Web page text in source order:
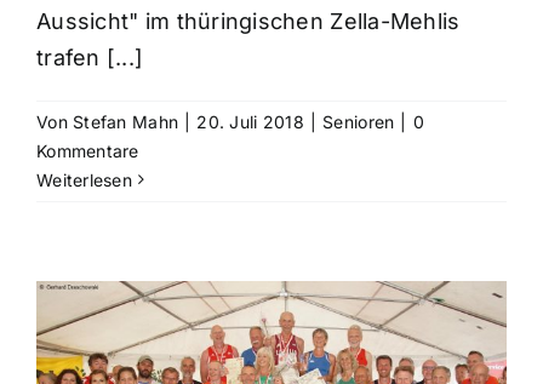
Aussicht" im thüringischen Zella-Mehlis
trafen [...]
Von Stefan Mahn 20. Juli 2018 Senioren
0
Kommentare
Weiterlesen